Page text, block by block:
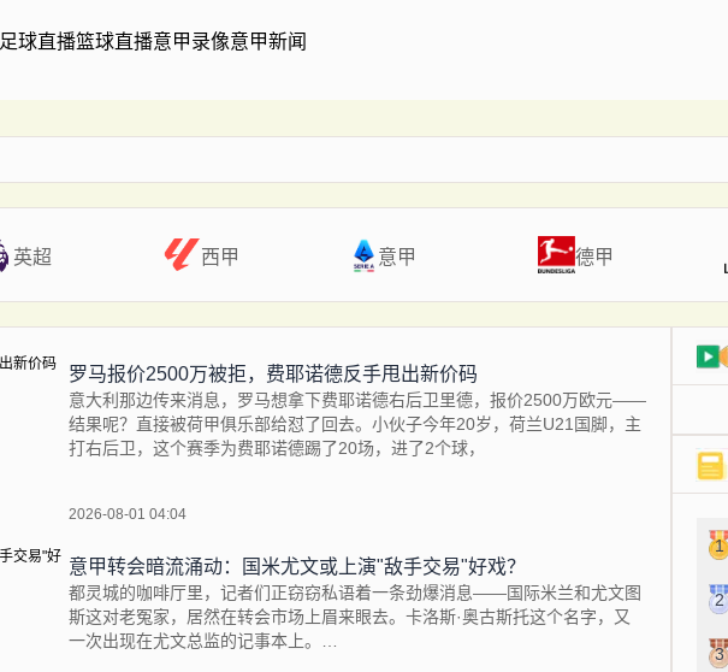
足球直播篮球直播意甲录像意甲新闻
英超 西甲 意甲 德甲
罗马报价2500万被拒，费耶诺德反手甩出新价码
意大利那边传来消息，罗马想拿下费耶诺德右后卫里德，报价2500万欧元——
结果呢？直接被荷甲俱乐部给怼了回去。小伙子今年20岁，荷兰U21国脚，主
打右后卫，这个赛季为费耶诺德踢了20场，进了2个球，
2026-08-01 04:04
意甲转会暗流涌动：国米尤文或上演"敌手交易"好戏？
都灵城的咖啡厅里，记者们正窃窃私语着一条劲爆消息——国际米兰和尤文图
斯这对老冤家，居然在转会市场上眉来眼去。卡洛斯·奥古斯托这个名字，又
一次出现在尤文总监的记事本上。
1
2
3